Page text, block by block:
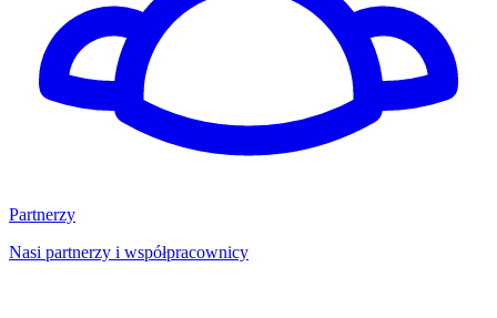
Partnerzy
Nasi partnerzy i współpracownicy